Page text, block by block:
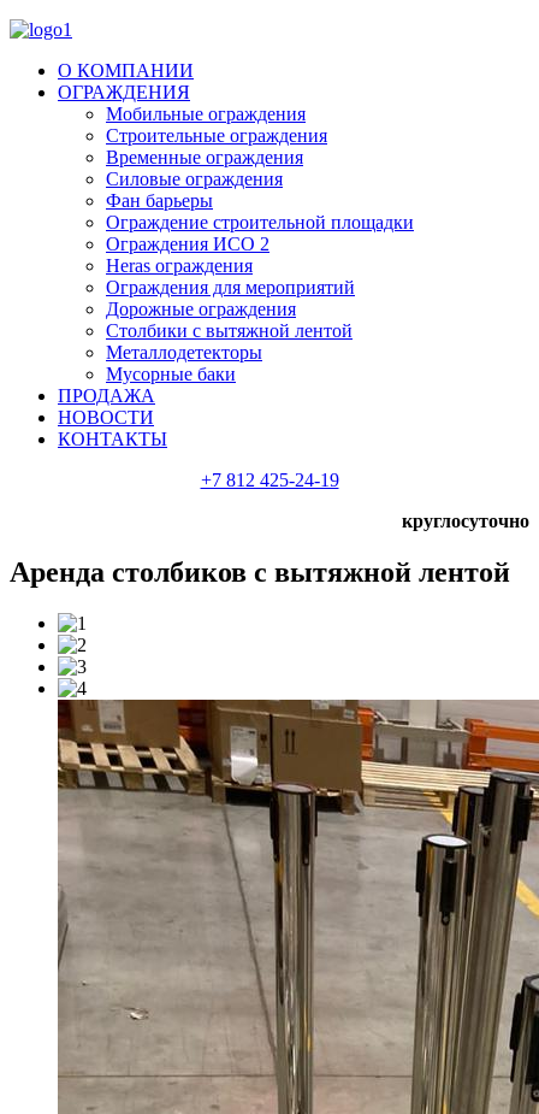
О КОМПАНИИ
ОГРАЖДЕНИЯ
Мобильные ограждения
Строительные ограждения
Временные ограждения
Силовые ограждения
Фан барьеры
Ограждение строительной площадки
Ограждения ИСО 2
Heras ограждения
Ограждения для мероприятий
Дорожные ограждения
Столбики с вытяжной лентой
Металлодетекторы
Мусорные баки
ПРОДАЖА
НОВОСТИ
КОНТАКТЫ
+7 812 425-24-19
круглосуточно
Аренда столбиков с вытяжной лентой